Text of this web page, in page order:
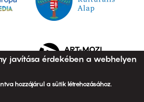
javítása érdekében a webhelyen
hozzájárul a sütik létrehozásához.